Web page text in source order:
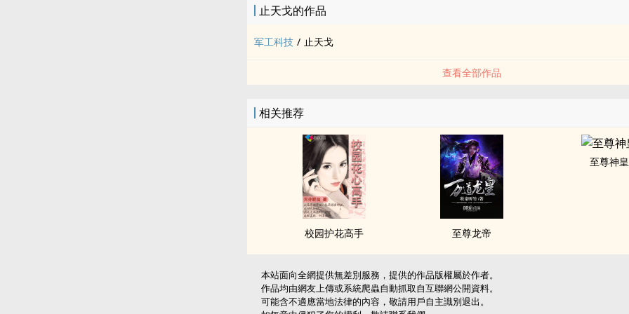
止天戈的作品
军工科技 / 止天戈
查看全部作品
相关推荐
校园护花高手 至尊龙帝
至尊神皇
本站面向全網提供無差別服務，提供的作品版權屬於作者。
作品均由網友上傳或系統爬蟲自動抓取自互聯網公開資料。
可能含不適應當地法律的內容，敬請用戶自主識別退出。